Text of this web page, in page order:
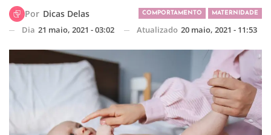
COMPORTAMENTO MATERNIDADE
Por Dicas Delas
Dia 21 maio, 2021 - 03:02 Atualizado 20 maio, 2021 - 11:53